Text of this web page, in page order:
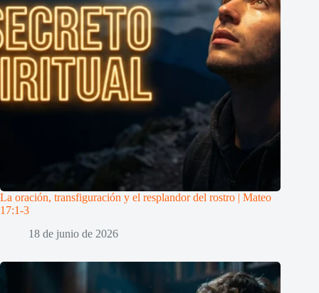
La oración, transfiguración y el resplandor del rostro | Mateo
17:1-3
18 de junio de 2026